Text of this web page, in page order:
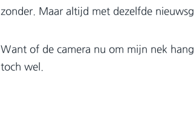
zonder. Maar altijd met dezelfde
Want of de camera nu om mijn nek
toch wel.